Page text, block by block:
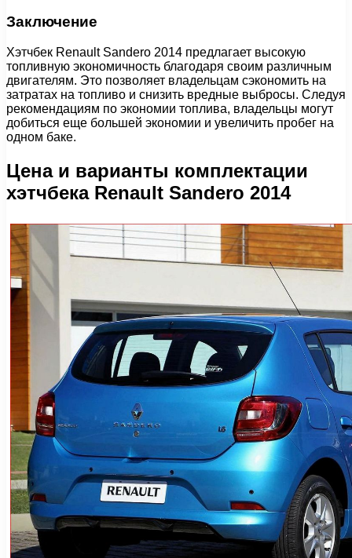
Заключение
Хэтчбек Renault Sandero 2014 предлагает высокую
топливную экономичность благодаря своим различным
двигателям. Это позволяет владельцам сэкономить на
затратах на топливо и снизить вредные выбросы. Следуя
рекомендациям по экономии топлива, владельцы могут
добиться еще большей экономии и увеличить пробег на
одном баке.
Цена и варианты комплектации
хэтчбека Renault Sandero 2014